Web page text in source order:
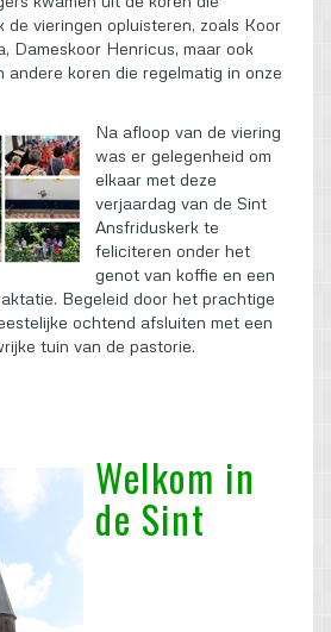
de vieringen opluisteren, zoals Koor
Dameskoor Henricus, maar ook
andere koren die regelmatig in onze
Na afloop van de viering
was er gelegenheid om
elkaar met deze
verjaardag van de Sint
Ansfriduskerk te
feliciteren onder het
genot van koffie en een
Begeleid door het prachtige
ochtend afsluiten met een
tuin van de pastorie.
Welkom in
de Sint